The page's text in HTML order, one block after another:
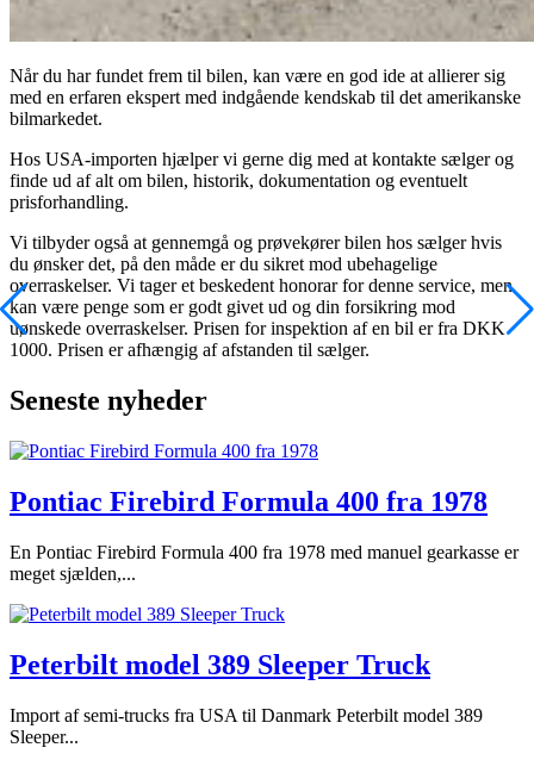
Når du har fundet frem til bilen, kan være en god ide at allierer sig
med en erfaren ekspert med indgående kendskab til det amerikanske
bilmarkedet.
Hos USA-importen hjælper vi gerne dig med at kontakte sælger og
finde ud af alt om bilen, historik, dokumentation og eventuelt
prisforhandling.
Vi tilbyder også at gennemgå og prøvekører bilen hos sælger hvis
du ønsker det, på den måde er du sikret mod ubehagelige
overraskelser. Vi tager et beskedent honorar for denne service, men
kan være penge som er godt givet ud og din forsikring mod
uønskede overraskelser. Prisen for inspektion af en bil er fra DKK
1000. Prisen er afhængig af afstanden til sælger.
Seneste nyheder
Pontiac Firebird Formula 400 fra 1978
En Pontiac Firebird Formula 400 fra 1978 med manuel gearkasse er
meget sjælden,...
Peterbilt model 389 Sleeper Truck
Import af semi-trucks fra USA til Danmark Peterbilt model 389
Sleeper...